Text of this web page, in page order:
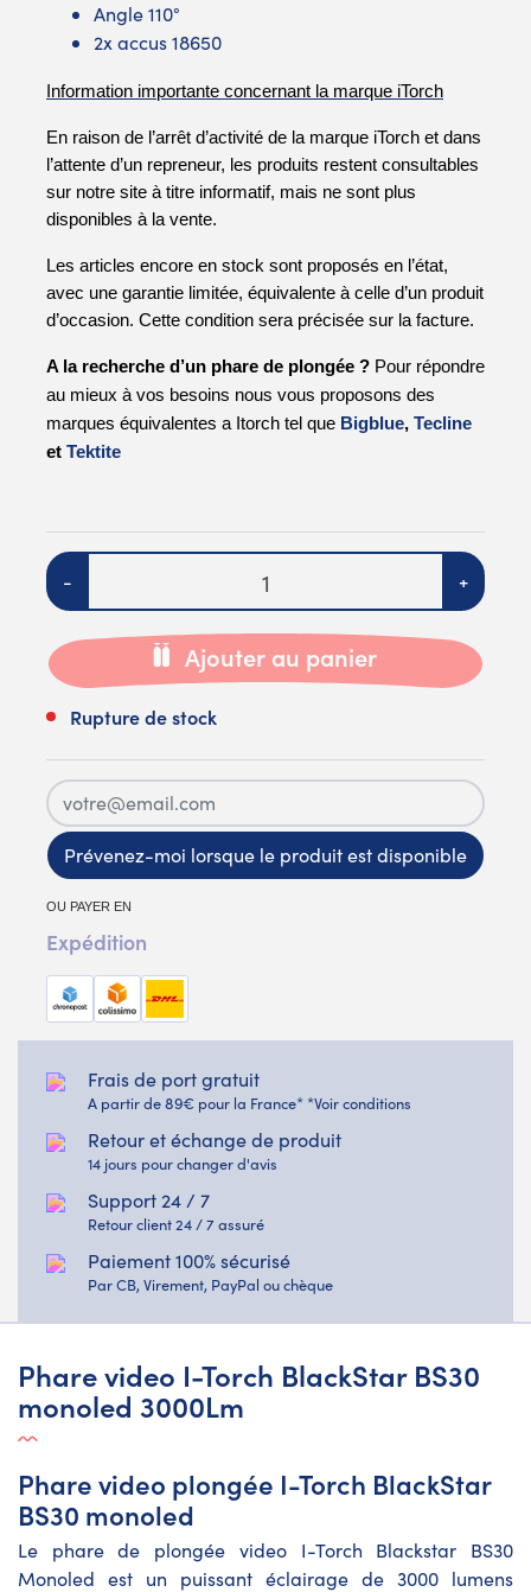
Angle 110°
2x accus 18650
Information importante concernant la marque iTorch
En raison de l’arrêt d’activité de la marque iTorch et dans
l’attente d’un repreneur, les produits restent consultables
sur notre site à titre informatif, mais ne sont plus
disponibles à la vente.
Les articles encore en stock sont proposés en l’état,
avec une garantie limitée, équivalente à celle d’un produit
d’occasion. Cette condition sera précisée sur la facture.
A la recherche d’un phare de plongée ? Pour répondre
au mieux à vos besoins nous vous proposons des
marques équivalentes a Itorch tel que Bigblue, Tecline
et Tektite
Quantité
- +
Ajouter au panier
Rupture de stock
Prévenez-moi lorsque le produit est disponible
OU PAYER EN
Expédition
Frais de port gratuit
A partir de 89€ pour la France* *Voir conditions
Retour et échange de produit
14 jours pour changer d'avis
Support 24 / 7
Retour client 24 / 7 assuré
Paiement 100% sécurisé
Par CB, Virement, PayPal ou chèque
Phare video I-Torch BlackStar BS30
monoled 3000Lm
Phare video plongée I-Torch BlackStar
BS30 monoled
Le phare de plongée video I-Torch Blackstar BS30
Monoled est un puissant éclairage de 3000 lumens